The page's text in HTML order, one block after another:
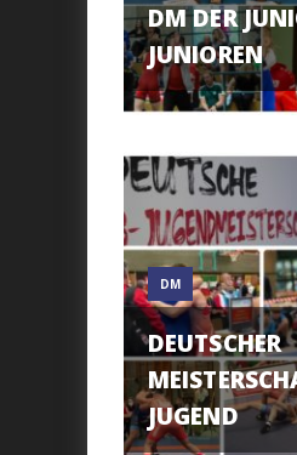
DM DER
JUNIOREN
DM
DEUTSCHER
JUGEND